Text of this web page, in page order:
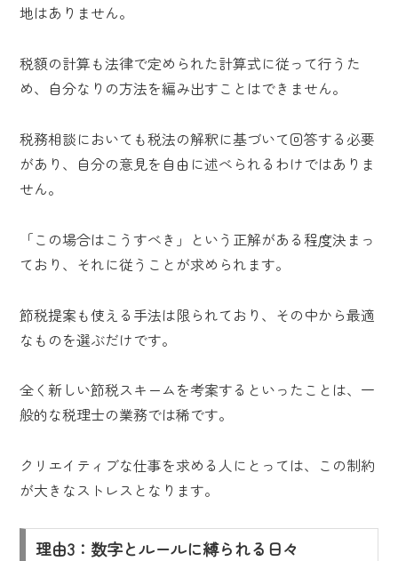
地はありません。
税額の計算も法律で定められた計算式に従って行うた
め、自分なりの方法を編み出すことはできません。
税務相談においても税法の解釈に基づいて回答する必要
があり、自分の意見を自由に述べられるわけではありま
せん。
「この場合はこうすべき」という正解がある程度決まっ
ており、それに従うことが求められます。
節税提案も使える手法は限られており、その中から最適
なものを選ぶだけです。
全く新しい節税スキームを考案するといったことは、一
般的な税理士の業務では稀です。
クリエイティブな仕事を求める人にとっては、この制約
が大きなストレスとなります。
理由3：数字とルールに縛られる日々